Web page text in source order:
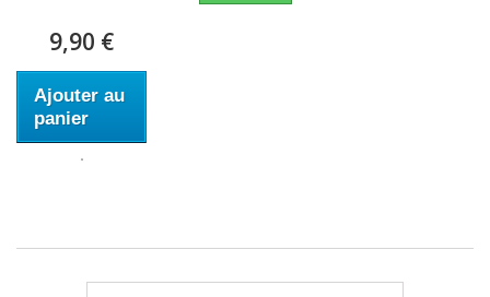
9,90 €
Ajouter au
panier